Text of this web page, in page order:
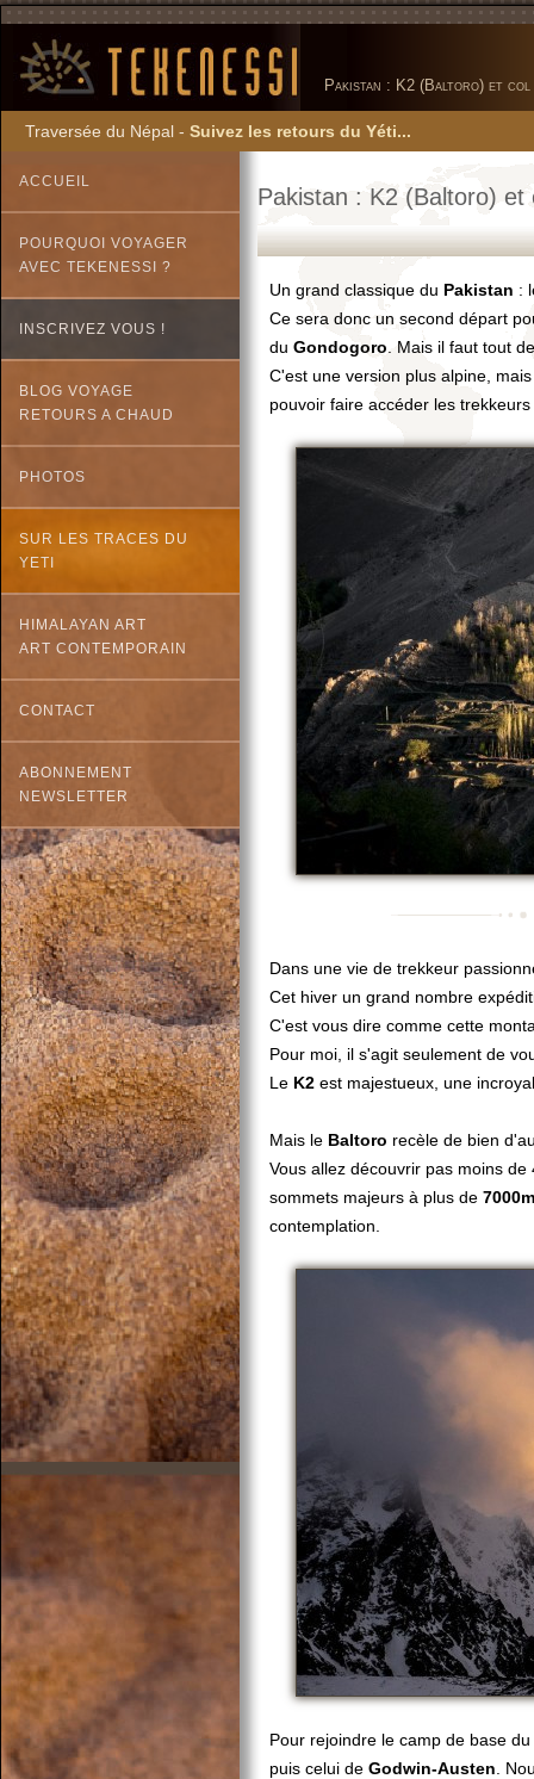
Pakistan : K2 (Baltoro) et
Traversée du Népal - Suivez les retours du Yéti...
ACCUEIL
POURQUOI VOYAGER
AVEC TEKENESSI ?
INSCRIVEZ VOUS !
BLOG VOYAGE
RETOURS A CHAUD
PHOTOS
SUR LES TRACES DU
YETI
HIMALAYAN ART
ART CONTEMPORAIN
CONTACT
ABONNEMENT
NEWSLETTER
Pakistan : K2 (Baltoro)
Un grand classique du Pakistan :
Ce sera donc un second départ
du Gondogoro . Mais il faut tout
C'est une version plus alpine,
pouvoir faire accéder les
Dans une vie de trekkeur
Cet hiver un grand nombre
C'est vous dire comme cette
Pour moi, il s'agit seulement de
Le K2 est majestueux, une
Mais le Baltoro recèle de bien
Vous allez découvrir pas moins
sommets majeurs à plus de 7000m
contemplation.
Pour rejoindre le camp de base du
puis celui de Godwin-Austen .